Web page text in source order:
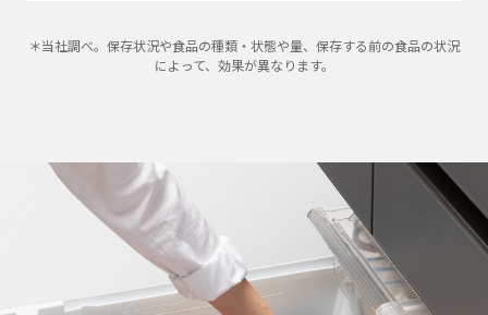
＊当社調べ。保存状況や食品の種類・状態や量、保存する前の食品の状況
によって、効果が異なります。